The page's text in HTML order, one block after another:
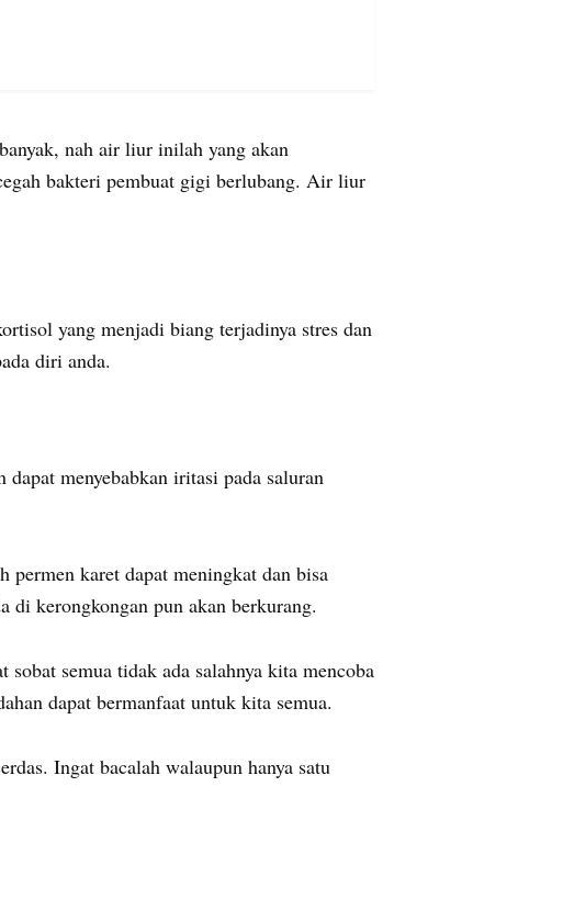
nah air liur inilah yang akan
bakteri pembuat gigi berlubang. Air liur
yang menjadi biang terjadinya stres dan
diri anda.
menyebabkan iritasi pada saluran
karet dapat meningkat dan bisa
di kerongkongan pun akan berkurang.
semua tidak ada salahnya kita mencoba
dapat bermanfaat untuk kita semua.
Ingat bacalah walaupun hanya satu